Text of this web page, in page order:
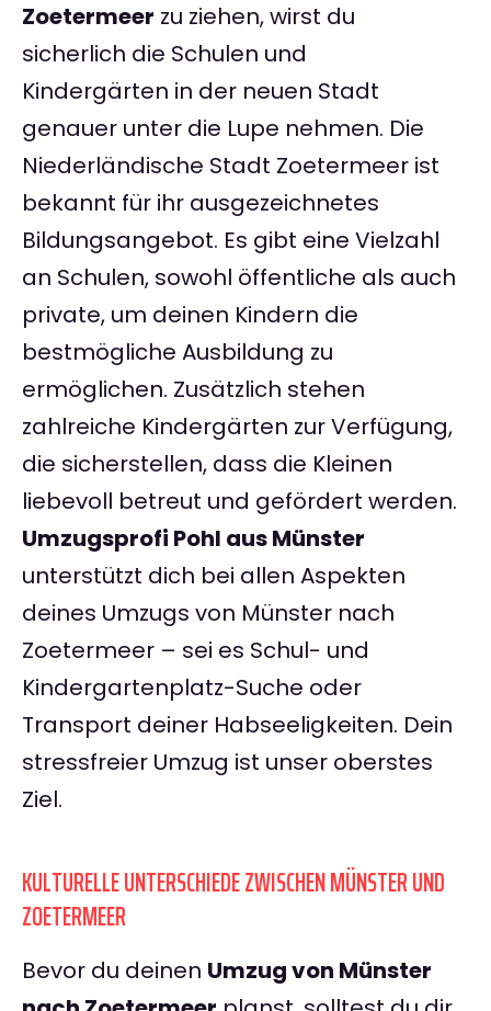
Zoetermeer zu ziehen, wirst du
sicherlich die Schulen und
Kindergärten in der neuen Stadt
genauer unter die Lupe nehmen. Die
Niederländische Stadt Zoetermeer ist
bekannt für ihr ausgezeichnetes
Bildungsangebot. Es gibt eine Vielzahl
an Schulen, sowohl öffentliche als auch
private, um deinen Kindern die
bestmögliche Ausbildung zu
ermöglichen. Zusätzlich stehen
zahlreiche Kindergärten zur Verfügung,
die sicherstellen, dass die Kleinen
liebevoll betreut und gefördert werden.
Umzugsprofi Pohl aus Münster
unterstützt dich bei allen Aspekten
deines Umzugs von Münster nach
Zoetermeer – sei es Schul- und
Kindergartenplatz-Suche oder
Transport deiner Habseeligkeiten. Dein
stressfreier Umzug ist unser oberstes
Ziel.
KULTURELLE UNTERSCHIEDE ZWISCHEN MÜNSTER UND
ZOETERMEER
Bevor du deinen Umzug von Münster